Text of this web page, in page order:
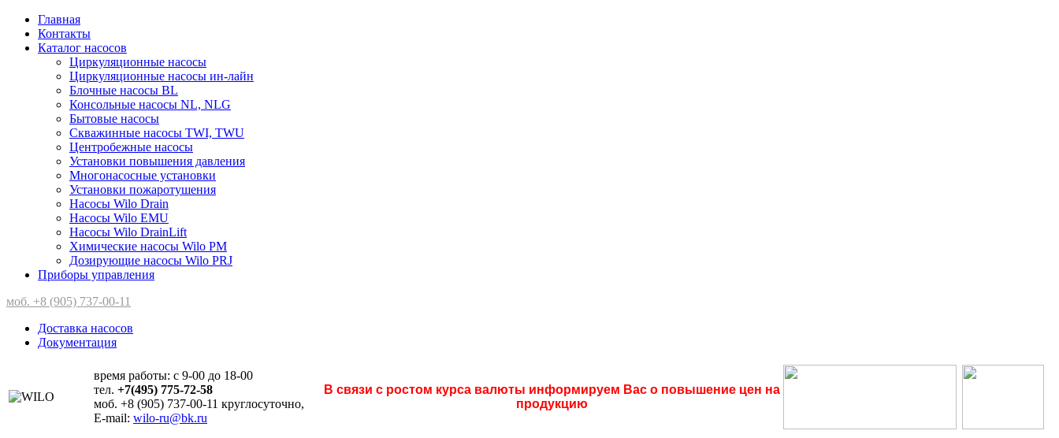
Главная
Контакты
Каталог насосов
Циркуляционные насосы
Циркуляционные насосы ин-лайн
Блочные насосы BL
Консольные насосы NL, NLG
Бытовые насосы
Скважинные насосы TWI, TWU
Центробежные насосы
Установки повышения давления
Многонасосные установки
Установки пожаротушения
Насосы Wilo Drain
Насосы Wilo EMU
Насосы Wilo DrainLift
Химические насосы Wilo PM
Дозирующие насосы Wilo PRJ
Приборы управления
моб. +8 (905) 737-00-11
Доставка насосов
Документация
время работы: с 9-00 до 18-00
тел. +7(495) 775-72-58
моб. +8 (905) 737-00-11 круглосуточно,
E-mail: wilo-ru@bk.ru
В связи с ростом курса валюты информируем Вас о повышение цен на
продукцию